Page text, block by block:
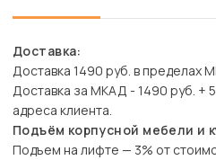
Доставка:
Доставка 1490 руб. в пределах
Доставка за МКАД - 1490 руб. +
адреса клиента.
Подъём корпусной мебели и
Подъем на лифте — 3% от